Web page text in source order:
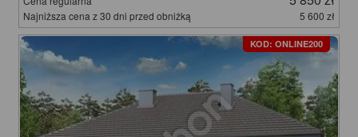
Najniższa cena z 30 dni przed obniżką 5 600 zł
KOD: ONLINE200